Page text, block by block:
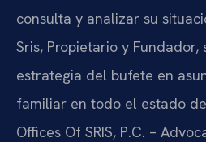
consulta y analizar su
Sris, Propietario y Fundador,
estrategia del bufete en
familiar en todo el estado
Offices Of SRIS, P.C. –